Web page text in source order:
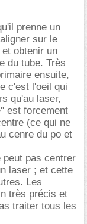
prenne un
sur le
obtenir un
du tube. Très
ensuite,
c'est l'oeil qui
qu'au laser,
est forcement
(ce qui ne
cenre du po et
peut pas centrer
laser ; et cette
Les
très précis et
traiter tous les